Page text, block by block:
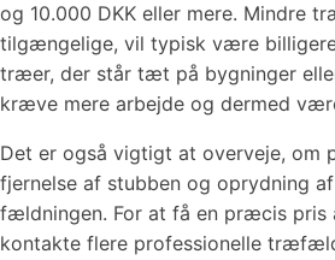
og 10.000 DKK eller mere. Mindre
tilgængelige, vil typisk være
træer, der står tæt på bygninger
kræve mere arbejde og dermed
Det er også vigtigt at overveje, om
fjernelse af stubben og oprydning
fældningen. For at få en præcis pris
kontakte flere professionelle